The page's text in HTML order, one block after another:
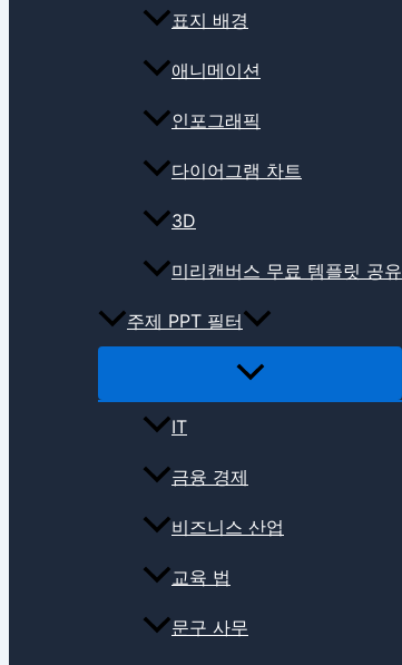
표지 배경
애니메이션
인포그래픽
다이어그램 차트
3D
미리캔버스 무료 템플릿 공유
주제 PPT 필터
IT
금융 경제
비즈니스 산업
교육 법
문구 사무